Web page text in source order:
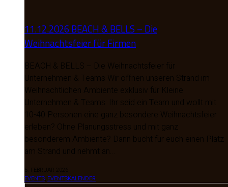
11.12.2026 BEACH & BELLS – Die
Weihnachtsfeier für Firmen
BEACH & BELLS – Die Weihnachtsfeier für
Unternehmen & Teams Wir öffnen unseren Strand im
Weihnachtlichen Ambiente exklusiv für Kleine
Unternehmen & Teams: Ihr seid ein Team und wollt mit
10-40 Personen eine ganz besondere Weihnachtsfeier
erleben? Ohne Planungsstress und mit ganz
besonderem Ambiente? Dann bucht für euch einen Platz
am Strand und nehmt an…
5. FEBRUAR 2026
EVENTS EVENTSKALENDER